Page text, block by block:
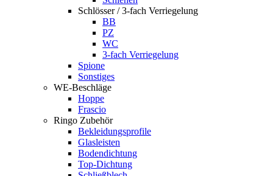
Schlösser / 3-fach Verriegelung
BB
PZ
WC
3-fach Verriegelung
Spione
Sonstiges
WE-Beschläge
Hoppe
Frascio
Ringo Zubehör
Bekleidungsprofile
Glasleisten
Bodendichtung
Top-Dichtung